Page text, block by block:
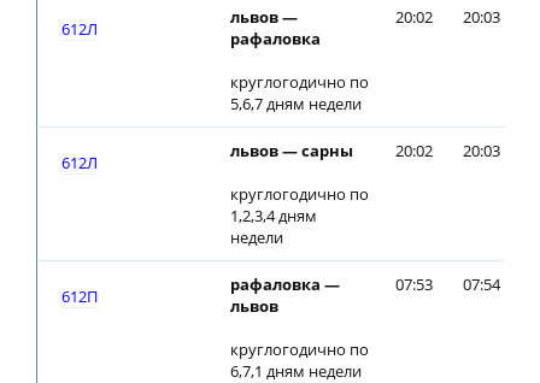
612Л
львов —
рафаловка
круглогодично по
5,6,7 дням недели
20:02 20:03
612Л
львов — сарны
круглогодично по
1,2,3,4 дням
недели
20:02 20:03
612П
рафаловка —
львов
круглогодично по
6,7,1 дням недели
07:53 07:54